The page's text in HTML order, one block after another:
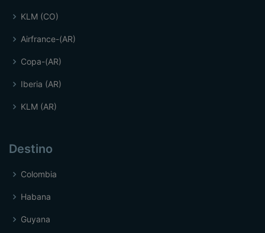
KLM (CO)
Airfrance-(AR)
Copa-(AR)
Iberia (AR)
KLM (AR)
Destino
Colombia
Habana
Guyana